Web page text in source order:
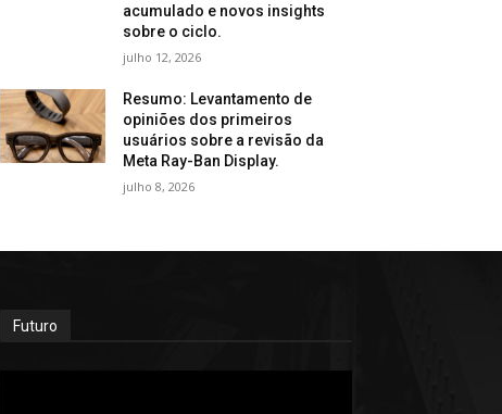
acumulado e novos insights
sobre o ciclo.
julho 12, 2026
Resumo: Levantamento de
opiniões dos primeiros
usuários sobre a revisão da
Meta Ray-Ban Display.
julho 8, 2026
Futuro